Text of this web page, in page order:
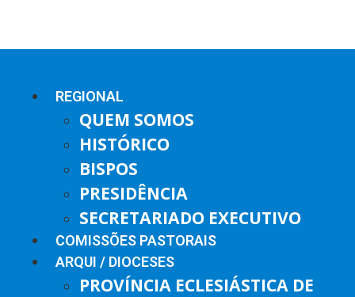
REGIONAL
QUEM SOMOS
HISTÓRICO
BISPOS
PRESIDÊNCIA
SECRETARIADO EXECUTIVO
COMISSÕES PASTORAIS
ARQUI / DIOCESES
PROVÍNCIA ECLESIÁSTICA DE